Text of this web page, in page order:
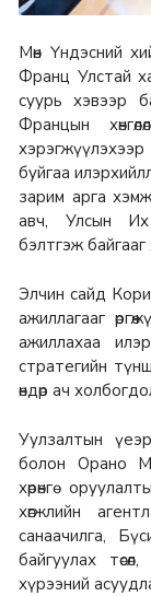
Мөн Үндэсний
Франц Улстай
суурь хэвээр
Францын
буйгаа
зарим арга
авч, Улсын Их
бэлтгэж байгааг
Элчин сайд
ажиллагааг
ажиллахаа
стратегийн
өндөр ач
Уулзалтын
болон Орано
хөрөнгө
хөгжлийн
санаачилга,
байгуулах
хүрээний